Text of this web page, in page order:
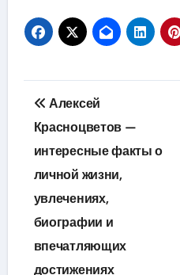
Навигация
по
записям
Алексей
Красноцветов —
интересные факты о
личной жизни,
увлечениях,
биографии и
впечатляющих
достижениях